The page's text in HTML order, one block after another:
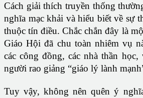
Cách giải thích truyền thống
nghĩa mạc khải và hiểu biết về sự
thuộc tín điều. Chắc chắn đây là
Giáo Hội đã chu toàn nhiêm vụ
các công đồng, các nhà thần
người rao giảng “giáo lý lành
Tuy vậy, không nên quên ý